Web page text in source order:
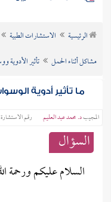
الرئيسية الاستشارات الطبية
مشاكل أثناء الحمل
تأثير الأدوية
ما تأثير أدوية
المجيبد. محمد عبد العليم رقم الاستشارة
السؤال
السلام عليكم ورحمة